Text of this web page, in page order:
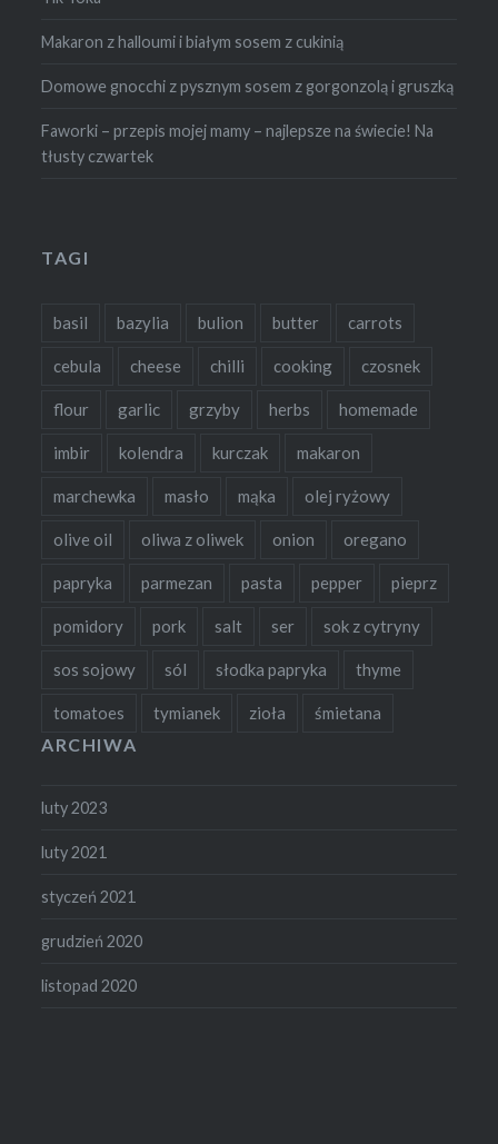
Makaron z halloumi i białym sosem z cukinią
Domowe gnocchi z pysznym sosem z gorgonzolą i gruszką
Faworki – przepis mojej mamy – najlepsze na świecie! Na
tłusty czwartek
TAGI
basil bazylia bulion butter carrots
cebula cheese chilli cooking czosnek
flour garlic grzyby herbs homemade
imbir kolendra kurczak makaron
marchewka masło mąka olej ryżowy
olive oil oliwa z oliwek onion oregano
papryka parmezan pasta pepper pieprz
pomidory pork salt ser sok z cytryny
sos sojowy sól słodka papryka thyme
tomatoes tymianek zioła śmietana
ARCHIWA
luty 2023
luty 2021
styczeń 2021
grudzień 2020
listopad 2020